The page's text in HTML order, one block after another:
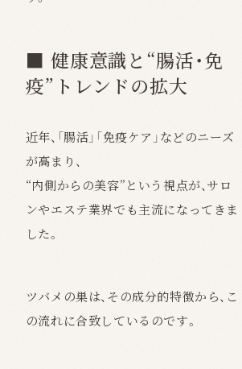
■ 健康意識と“腸活・免
疫”トレンドの拡大
近年、「腸活」「免疫ケア」などのニーズ
が高まり、
“内側からの美容”という視点が、サロ
ンやエステ業界でも主流になってきま
した。
ツバメの巣は、その成分的特徴から、こ
の流れに合致しているのです。